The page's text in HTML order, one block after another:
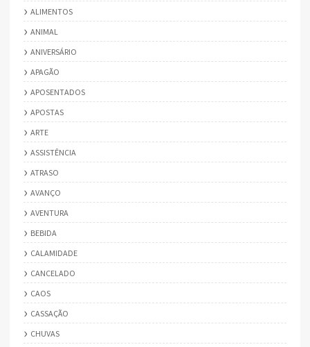
ALIMENTOS
ANIMAL
ANIVERSÁRIO
APAGÃO
APOSENTADOS
APOSTAS
ARTE
ASSISTÊNCIA
ATRASO
AVANÇO
AVENTURA
BEBIDA
CALAMIDADE
CANCELADO
CAOS
CASSAÇÃO
CHUVAS